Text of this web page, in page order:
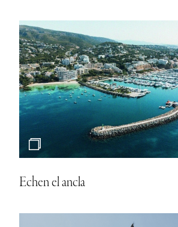
Echen el ancla